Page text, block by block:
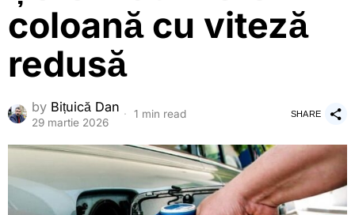
coloană cu viteză
redusă
by Bițuică Dan
29 martie 2026
1 min read SHARE